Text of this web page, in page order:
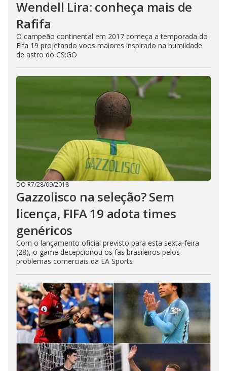
Wendell Lira: conheça mais de
Rafifa
O campeão continental em 2017 começa a temporada do
Fifa 19 projetando voos maiores inspirado na humildade
de astro do CS:GO
DO R7/28/09/2018
Gazzolisco na seleção? Sem
licença, FIFA 19 adota times
genéricos
Com o lançamento oficial previsto para esta sexta-feira
(28), o game decepcionou os fãs brasileiros pelos
problemas comerciais da EA Sports